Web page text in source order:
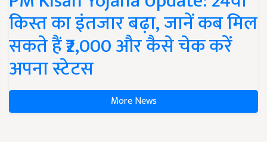
किस्त का इंतजार बढ़ा, जानें कब मिल
सकते हैं ₹2,000 और कैसे चेक करें
अपना स्टेटस
More News